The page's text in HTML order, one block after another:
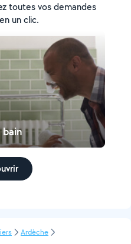
toutes vos demandes
un clic.
bain
Ardèche